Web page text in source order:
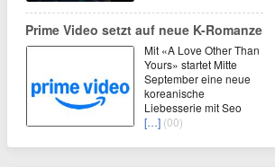
Prime Video setzt auf neue K-Romanze
Mit «A Love Other Than
Yours» startet Mitte
September eine neue
koreanische
Liebesserie mit Seo
[…] (00)